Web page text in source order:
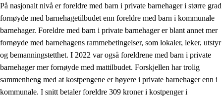
På nasjonalt nivå er foreldre med barn i private barnehager i større grad
fornøyde med barnehagetilbudet enn foreldre med barn i kommunale
barnehager. Foreldre med barn i private barnehager er blant annet mer
fornøyde med barnehagens rammebetingelser, som lokaler, leker, utstyr
og bemanningstetthet. I 2022 var også foreldrene med barn i private
barnehager mer fornøyde med mattilbudet. Forskjellen har trolig
sammenheng med at kostpengene er høyere i private barnehager enn i
kommunale. I snitt betaler foreldre 309 kroner i kostpenger i